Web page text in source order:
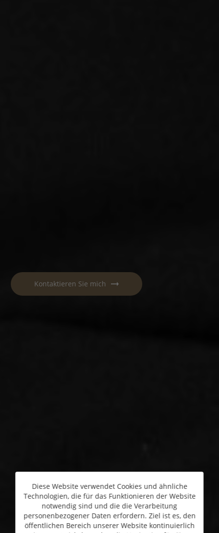
Kontaktieren Sie mich
Diese Website verwendet Cookies und ähnliche
Technologien, die für das Funktionieren der Website
notwendig sind und die die Verarbeitung
personenbezogener Daten erfordern. Ziel ist es, den
öffentlichen Bereich unserer Website kontinuierlich